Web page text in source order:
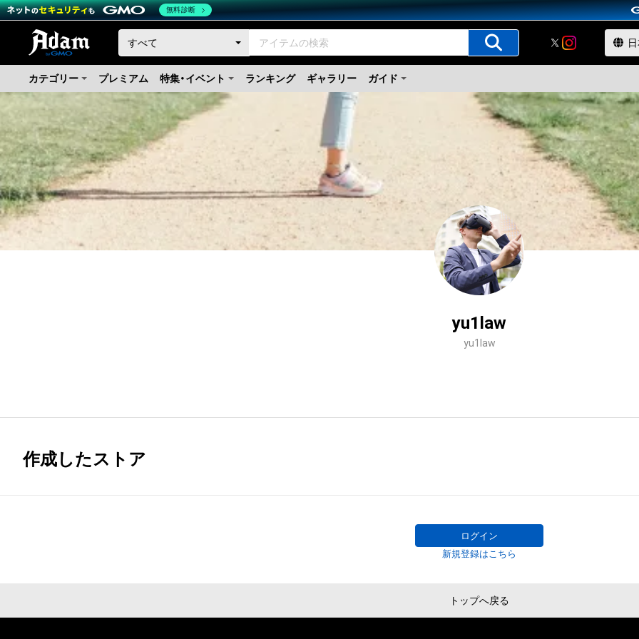
カテゴリー プレミアム 特集・イベント ランキング ギャラリー ガイド
yu1law
yu1law
作成したストア
ログイン
新規登録はこちら
トップへ戻る
無料診断